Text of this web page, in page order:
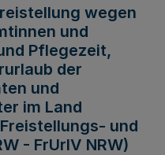
wegen
und
Pflegezeit,
der
und
im Land
und
- FrUrlV NRW)